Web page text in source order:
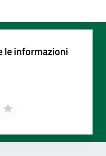
le informazioni